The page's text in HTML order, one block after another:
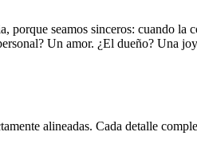
seamos sinceros: cuando
Un amor. ¿El dueño? Una
alineadas. Cada detalle